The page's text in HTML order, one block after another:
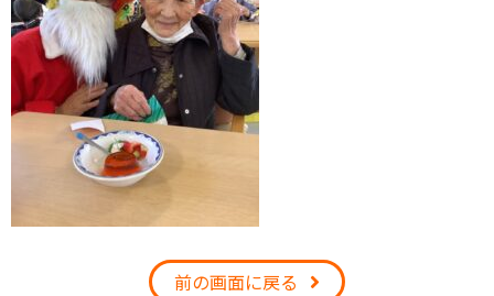
前の画面に戻る